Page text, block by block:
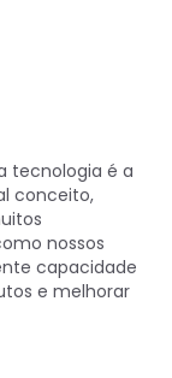
tecnologia é a
conceito,
nossos
capacidade
e melhorar